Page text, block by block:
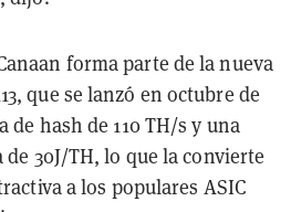
forma parte de la nueva
que se lanzó en octubre de
de hash de 110 TH/s y una
30J/TH, lo que la convierte
a los populares ASIC